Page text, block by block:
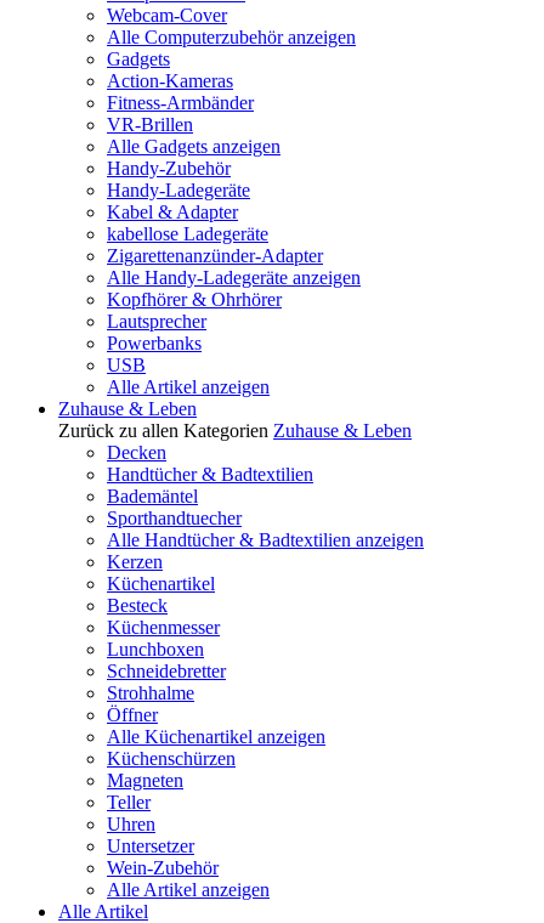
Webcam-Cover
Alle Computerzubehör anzeigen
Gadgets
Action-Kameras
Fitness-Armbänder
VR-Brillen
Alle Gadgets anzeigen
Handy-Zubehör
Handy-Ladegeräte
Kabel & Adapter
kabellose Ladegeräte
Zigarettenanzünder-Adapter
Alle Handy-Ladegeräte anzeigen
Kopfhörer & Ohrhörer
Lautsprecher
Powerbanks
USB
Alle Artikel anzeigen
Zuhause & Leben
Zurück zu allen Kategorien Zuhause & Leben
Decken
Handtücher & Badtextilien
Bademäntel
Sporthandtuecher
Alle Handtücher & Badtextilien anzeigen
Kerzen
Küchenartikel
Besteck
Küchenmesser
Lunchboxen
Schneidebretter
Strohhalme
Öffner
Alle Küchenartikel anzeigen
Küchenschürzen
Magneten
Teller
Uhren
Untersetzer
Wein-Zubehör
Alle Artikel anzeigen
Alle Artikel